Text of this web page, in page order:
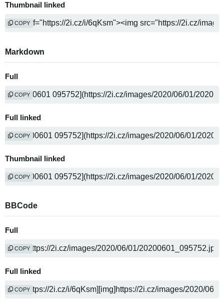
Thumbnail linked
COPY
Markdown
Full
COPY
Full linked
COPY
Thumbnail linked
COPY
BBCode
Full
COPY
Full linked
COPY